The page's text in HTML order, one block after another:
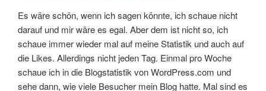
Es wäre schön, wenn ich sagen könnte, ich schaue nicht
darauf und mir wäre es egal. Aber dem ist nicht so, ich
schaue immer wieder mal auf meine Statistik und auch auf
die Likes. Allerdings nicht jeden Tag. Einmal pro Woche
schaue ich in die Blogstatistik von WordPress.com und
sehe dann, wie viele Besucher mein Blog hatte. Mal sind es